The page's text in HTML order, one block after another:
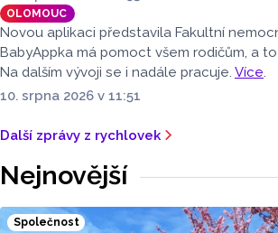
OLOMOUC
Novou aplikaci představila Fakultní
BabyAppka má pomoct všem rodičům, a
Na dalším vývoji se i nadále pracuje. Více
10. srpna 2026 v 11:51
Další zprávy z rychlovek
Nejnovější
Společnost